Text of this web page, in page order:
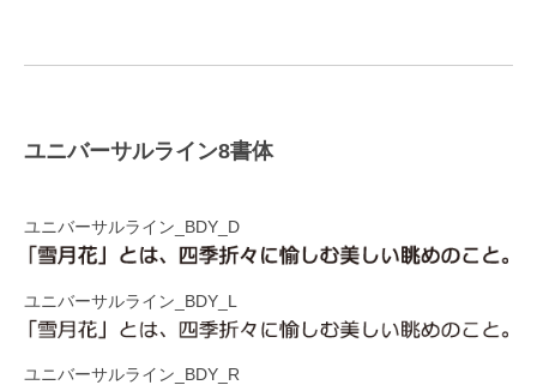
ユニバーサルライン8書体
ユニバーサルライン_BDY_D
ユニバーサルライン_BDY_L
ユニバーサルライン_BDY_R